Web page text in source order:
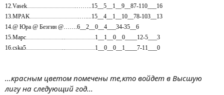
12.Vasek…………………….……..15__5__1__9__87-110___16
13.MPAK…………………….…....15__4__1__10__78-103__13
14.@ Юра @ Безгин @…….6__2__0__4___34-35__6
15.Марс………………..……………1__1__0__0____12-5___3
16.cska5………………..……………1__0__0__1____7-11___0
...красным цветом помечены те,кто войдет в Высшую
лигу на следующий год...